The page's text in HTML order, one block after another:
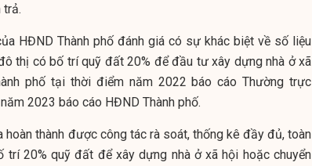
trả.
HĐND Thành phố đánh giá có sự khác biệt về số liệu
thị có bố trí quỹ đất 20% để đầu tư xây dựng nhà ở xã
phố tại thời điểm năm 2022 báo cáo Thường trực
2023 báo cáo HĐND Thành phố.
hoàn thành được công tác rà soát, thống kê đầy đủ, toàn
20% quỹ đất để xây dựng nhà ở xã hội hoặc chuyển